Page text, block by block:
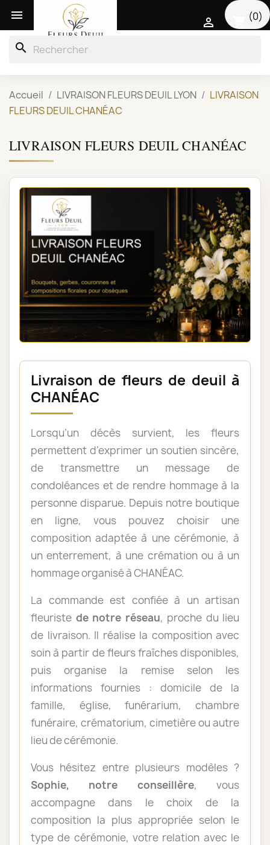
 (0)

search
Accueil LIVRAISON FLEURS DEUIL LYON
LIVRAISON
FLEURS DEUIL CHANÉAC
LIVRAISON FLEURS DEUIL CHANÉAC
Livraison de fleurs de deuil à
CHANÉAC
Lorsqu’un décès survient, les fleurs
permettent d’exprimer un soutien sincère,
de transmettre un message de
condoléances et de rendre hommage à la
personne disparue. Depuis notre boutique
en ligne, vous pouvez choisir une
composition adaptée à une cérémonie, à
un enterrement, à une crémation ou à un
hommage organisé à CHANÉAC.
La commande est confiée à un artisan
fleuriste de notre réseau, proche du lieu
de livraison. Il réalise la composition avec
soin à partir de fleurs fraîches disponibles,
puis organise la remise selon les
informations fournies : domicile de la
famille, église, funérarium, chambre
funéraire, crématorium, cimetière ou autre
lieu de cérémonie.
Vous hésitez entre plusieurs modèles ?
Sophie, notre conseillère, vous
accompagne dans le choix de la
composition la plus appropriée selon le
type de cérémonie, votre relation avec le